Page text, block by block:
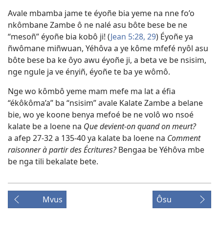
Avale mbamba jame te éyoñe bia yeme na nne fo’o
nkômbane Zambe ô ne nalé asu bôte bese be ne
“mesoñ” éyoñe bia kobô ji! (Jean 5:28, 29) Éyoñe ya
ñwômane miñwuan, Yéhôva a ye kôme mfefé nyôl asu
bôte bese ba ke ôyo awu éyoñe ji, a beta ve be nsisim,
nge ngule ja ve ényiñ, éyoñe te ba ye wômô.
Nge wo kômbô yeme mam mefe ma lat a éfia
“ékôkôma’a” ba “nsisim” avale Kalate Zambe a belane
bie, wo ye koone benya mefoé be ne volô wo nsoé
kalate be a loene na Que devient-on quand on meurt?
a afep 27-32 a 135-40 ya kalate ba loene na Comment
raisonner à partir des Écritures?Bengaa be Yéhôva mbe
be nga tili bekalate bete.
Mvus Ôsu